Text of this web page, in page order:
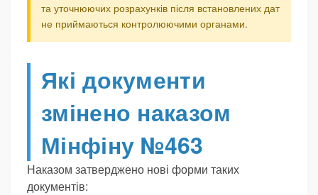
та уточнюючих розрахунків після встановлених дат
не приймаються контролюючими органами.
Які документи
змінено наказом
Мінфіну №463
Наказом затверджено нові форми таких
документів: